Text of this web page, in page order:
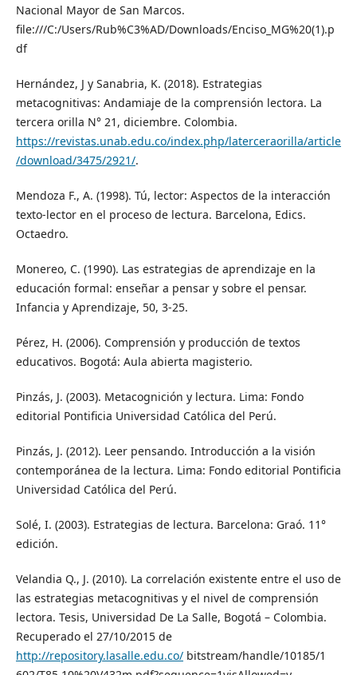
Nacional Mayor de San Marcos.
file:///C:/Users/Rub%C3%AD/Downloads/Enciso_MG%20(1).p
df
Hernández, J y Sanabria, K. (2018). Estrategias
metacognitivas: Andamiaje de la comprensión lectora. La
tercera orilla N° 21, diciembre. Colombia.
https://revistas.unab.edu.co/index.php/laterceraorilla/article
/download/3475/2921/.
Mendoza F., A. (1998). Tú, lector: Aspectos de la interacción
texto-lector en el proceso de lectura. Barcelona, Edics.
Octaedro.
Monereo, C. (1990). Las estrategias de aprendizaje en la
educación formal: enseñar a pensar y sobre el pensar.
Infancia y Aprendizaje, 50, 3-25.
Pérez, H. (2006). Comprensión y producción de textos
educativos. Bogotá: Aula abierta magisterio.
Pinzás, J. (2003). Metacognición y lectura. Lima: Fondo
editorial Pontificia Universidad Católica del Perú.
Pinzás, J. (2012). Leer pensando. Introducción a la visión
contemporánea de la lectura. Lima: Fondo editorial Pontificia
Universidad Católica del Perú.
Solé, I. (2003). Estrategias de lectura. Barcelona: Graó. 11°
edición.
Velandia Q., J. (2010). La correlación existente entre el uso de
las estrategias metacognitivas y el nivel de comprensión
lectora. Tesis, Universidad De La Salle, Bogotá – Colombia.
Recuperado el 27/10/2015 de
http://repository.lasalle.edu.co/bitstream/handle/10185/1